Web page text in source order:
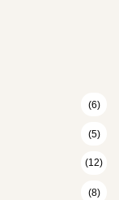
(6)
(5)
(12)
(8)